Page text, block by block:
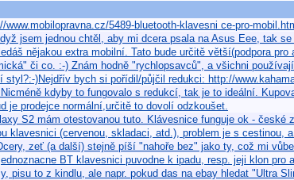
5489-bluetooth-klavesni ce-pro-
jsem jednou chtěl, aby mi dcera psala na Asus Eee, tak
nějakou extra mobilní. Tato bude určitě větší(podpora pro
či co. :-) Znám hodně "rychlopsavců", a všichni
styl?:-)Nejdřív bych si pořídil/půjčil redukci: http://
kdyby to fungovalo s redukcí, tak je to ideální.
je prodejce normální,určitě to dovolí odzkoušet.
S2 mám otestovanou tuto. Klávesnice funguje ok - české
klavesnici (cervenou, skladaci, atd.), problem je s cestinou,
zeť (a další) stejně píší "nahoře bez" jako ty, což mi
BT klavesnici puvodne k ipadu, resp. jeji klon pro
pisu to z kindlu, ale napr. pokud das na ebay hledat "Ultra